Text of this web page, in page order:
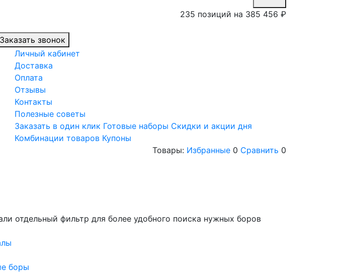
235 позиций на 385 456 ₽
Заказать звонок
Личный кабинет
Доставка
Оплата
Отзывы
Контакты
Полезные советы
Заказать в один клик Готовые наборы Скидки и акции дня
Комбинации товаров Купоны
Товары: Избранные 0 Сравнить 0
отдельный фильтр для более удобного поиска нужных боров
боры